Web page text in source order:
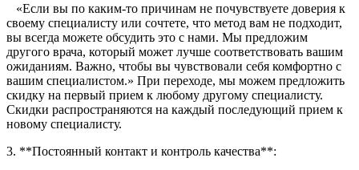
«Если вы по каким-то причинам не почувствуете доверия к
своему специалисту или сочтете, что метод вам не подходит,
вы всегда можете обсудить это с нами. Мы предложим
другого врача, который может лучше соответствовать вашим
ожиданиям. Важно, чтобы вы чувствовали себя комфортно с
вашим специалистом.» При переходе, мы можем предложить
скидку на первый прием к любому другому специалисту.
Скидки распространяются на каждый последующий прием к
новому специалисту.
3. **Постоянный контакт и контроль качества**: